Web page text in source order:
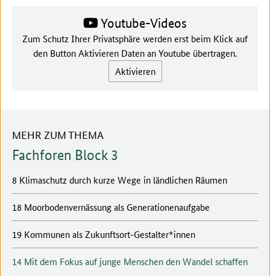
Youtube-Videos
Zum Schutz Ihrer Privatsphäre werden erst beim Klick auf
den Button Aktivieren Daten an Youtube übertragen.
Aktivieren
MEHR ZUM THEMA
Fachforen Block 3
8 Klimaschutz durch kurze Wege in ländlichen Räumen
18 Moorbodenvernässung als Generationenaufgabe
19 Kommunen als Zukunftsort-Gestalter*innen
14 Mit dem Fokus auf junge Menschen den Wandel schaffen